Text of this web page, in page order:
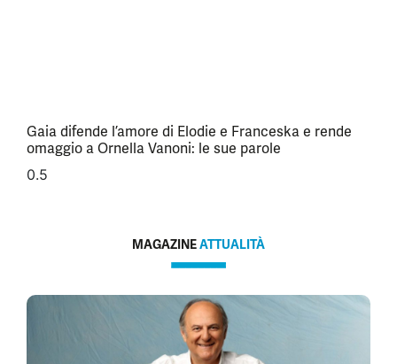
Gaia difende l’amore di Elodie e Franceska e rende
omaggio a Ornella Vanoni: le sue parole
MAGAZINEATTUALITÀ